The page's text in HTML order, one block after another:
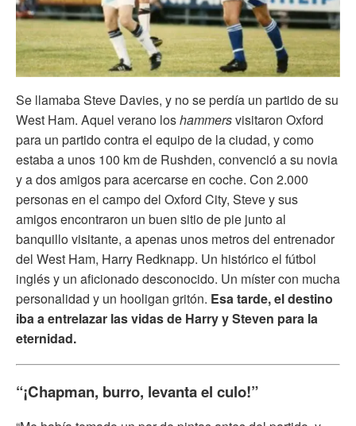
Se llamaba Steve Davies, y no se perdía un partido de su
West Ham. Aquel verano loshammersvisitaron Oxford
para un partido contra el equipo de la ciudad, y como
estaba a unos 100 km de Rushden, convenció a su novia
y a dos amigos para acercarse en coche. Con 2.000
personas en el campo del Oxford City, Steve y sus
amigos encontraron un buen sitio de pie junto al
banquillo visitante, a apenas unos metros del entrenador
del West Ham, Harry Redknapp. Un histórico el fútbol
inglés y un aficionado desconocido. Un míster con mucha
personalidad y un hooligan gritón. Esa tarde, el destino
iba a entrelazar las vidas de Harry y Steven para la
eternidad.
“¡Chapman, burro, levanta el culo!”